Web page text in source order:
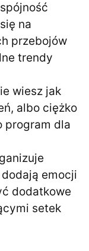
na
przebojów
trendy
wiesz jak
albo ciężko
program dla
emocji
dodatkowe
setek